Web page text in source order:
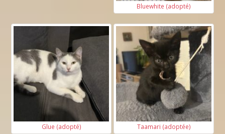
Bluewhite (adopté)
Glue (adopté) Taamari (adoptée)